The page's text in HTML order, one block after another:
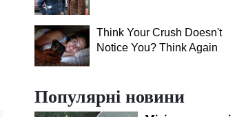
Think Your Crush Doesn't
Notice You? Think Again
Популярні новини